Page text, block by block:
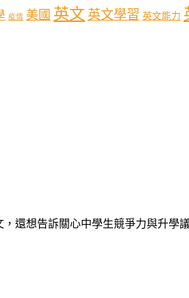
疫情 美國 英文 英文學習 英文能力
，還想告訴關心中學生競爭力與升